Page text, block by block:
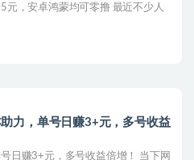
元，安卓鸿蒙均可零撸 最近不少人
力，单号日赚3+元，多号收益
日赚3+元，多号收益倍增！ 当下网